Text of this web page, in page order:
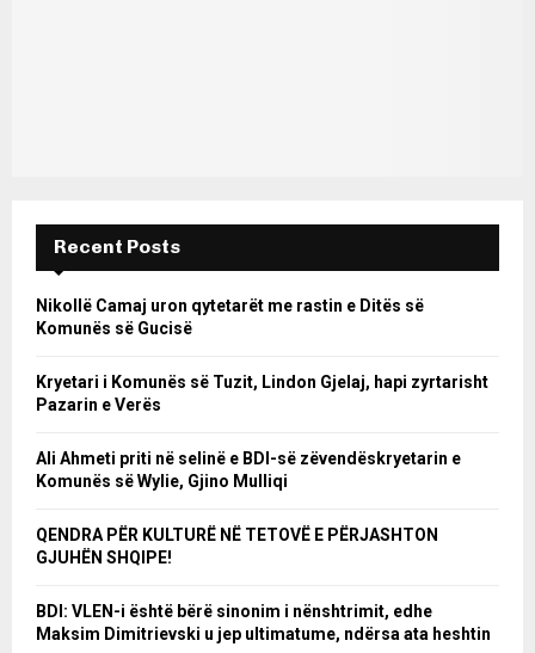
Recent Posts
Nikollë Camaj uron qytetarët me rastin e Ditës së
Komunës së Gucisë
Kryetari i Komunës së Tuzit, Lindon Gjelaj, hapi zyrtarisht
Pazarin e Verës
Ali Ahmeti priti në selinë e BDI-së zëvendëskryetarin e
Komunës së Wylie, Gjino Mulliqi
QENDRA PËR KULTURË NË TETOVË E PËRJASHTON
GJUHËN SHQIPE!
BDI: VLEN-i është bërë sinonim i nënshtrimit, edhe
Maksim Dimitrievski u jep ultimatume, ndërsa ata heshtin